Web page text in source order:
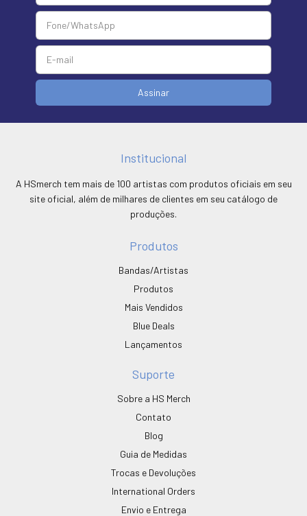
Institucional
A HSmerch tem mais de 100 artistas com produtos oficiais em seu
site oficial, além de milhares de clientes em seu catálogo de
produções.
Produtos
Bandas/Artistas
Produtos
Mais Vendidos
Blue Deals
Lançamentos
Suporte
Sobre a HS Merch
Contato
Blog
Guia de Medidas
Trocas e Devoluções
International Orders
Envio e Entrega